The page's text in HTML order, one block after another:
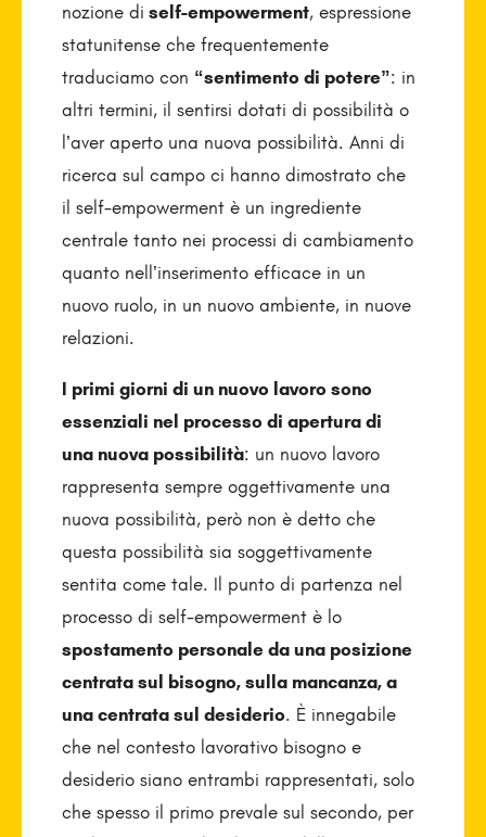
nozione di self-empowerment, espressione
statunitense che frequentemente
traduciamo con “sentimento di potere”: in
altri termini, il sentirsi dotati di possibilità o
l’aver aperto una nuova possibilità. Anni di
ricerca sul campo ci hanno dimostrato che
il self-empowerment è un ingrediente
centrale tanto nei processi di cambiamento
quanto nell’inserimento efficace in un
nuovo ruolo, in un nuovo ambiente, in nuove
relazioni.
I primi giorni di un nuovo lavoro sono
essenziali nel processo di apertura di
una nuova possibilità: un nuovo lavoro
rappresenta sempre oggettivamente una
nuova possibilità, però non è detto che
questa possibilità sia soggettivamente
sentita come tale. Il punto di partenza nel
processo di self-empowerment è lo
spostamento personale da una posizione
centrata sul bisogno, sulla mancanza, a
una centrata sul desiderio. È innegabile
che nel contesto lavorativo bisogno e
desiderio siano entrambi rappresentati, solo
che spesso il primo prevale sul secondo, per